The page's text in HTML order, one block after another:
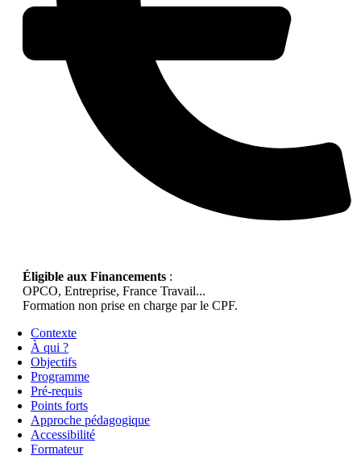
Éligible aux Financements :
OPCO, Entreprise, France Travail...
Formation non prise en charge par le CPF.
Contexte
À qui ?
Objectifs
Programme
Pré-requis
Points forts
Approche pédagogique
Accessibilité
Formateur